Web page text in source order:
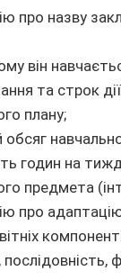
про назву
він
та строк
плану;
обсяг
годин на
предмета
про